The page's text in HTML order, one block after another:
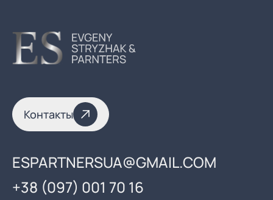
Контакты
ESPARTNERSUA@GMAIL.COM
+38 (097) 001 70 16